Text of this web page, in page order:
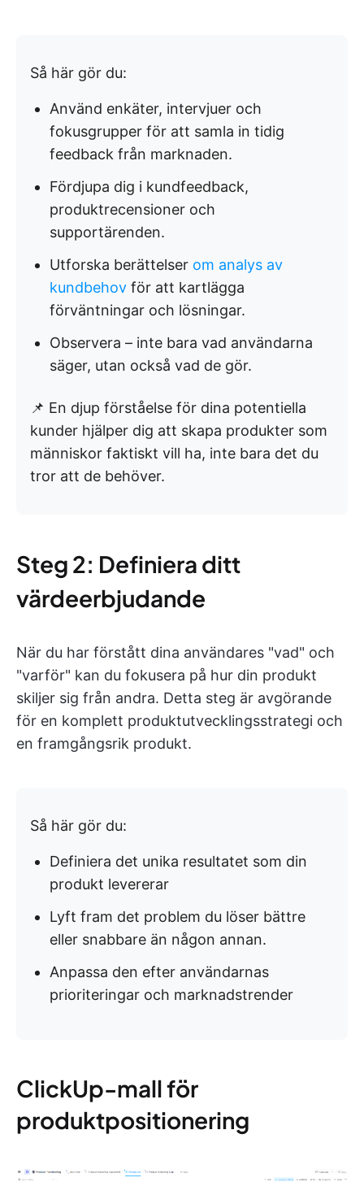
Så här gör du:
Använd enkäter, intervjuer och
fokusgrupper för att samla in tidig
feedback från marknaden.
Fördjupa dig i kundfeedback,
produktrecensioner och
supportärenden.
Utforska berättelser om analys av
kundbehov för att kartlägga
förväntningar och lösningar.
Observera – inte bara vad användarna
säger, utan också vad de gör.
📌 En djup förståelse för dina potentiella
kunder hjälper dig att skapa produkter som
människor faktiskt vill ha, inte bara det du
tror att de behöver.
Steg 2: Definiera ditt
värdeerbjudande
När du har förstått dina användares "vad" och
"varför" kan du fokusera på hur din produkt
skiljer sig från andra. Detta steg är avgörande
för en komplett produktutvecklingsstrategi och
en framgångsrik produkt.
Så här gör du:
Definiera det unika resultatet som din
produkt levererar
Lyft fram det problem du löser bättre
eller snabbare än någon annan.
Anpassa den efter användarnas
prioriteringar och marknadstrender
ClickUp-mall för
produktpositionering